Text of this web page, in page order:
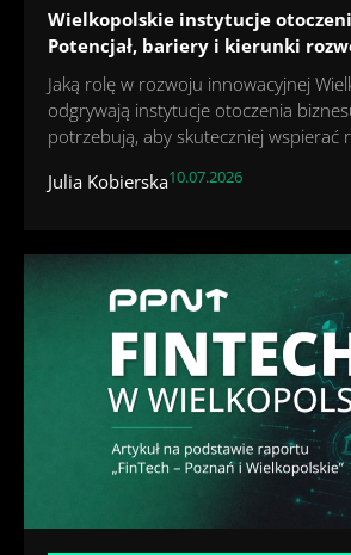
Wielkopolskie instytucje
Potencjał, bariery i kierunki
Jaką rolę w rozwoju innowacyjnej
odgrywają instytucje otoczenia
potrzebują, aby skuteczniej wspierać
Julia Kobierska10.07.2026